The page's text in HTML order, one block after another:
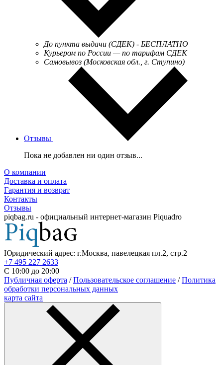
До пункта выдачи (СДЕК) - БЕСПЛАТНО
Курьером по России — по тарифам СДЕК
Самовывоз (Московская обл., г. Ступино)
Отзывы
Пока не добавлен ни один отзыв...
О компании
Доставка и оплата
Гарантия и возврат
Контакты
Отзывы
piqbag.ru - официальный интернет-магазин Piquadro
Юридический адрес: г.Москва, павелецкая пл.2, стр.2
+7 495 227 2633
С 10:00 до 20:00
Публичная оферта /Пользовательское соглашение /Политика
обработки персональных данных
карта сайта